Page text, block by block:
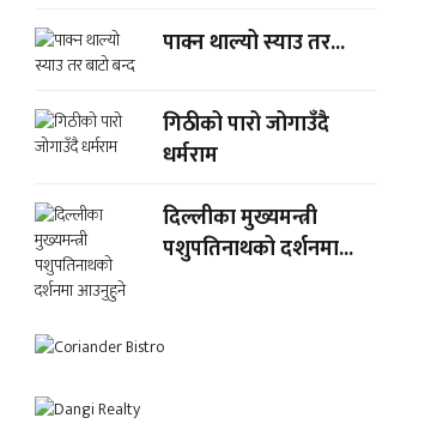
पाक्न थाल्यो स्याउ तर...
गिठीको पारो जोगाउँदै
धर्मराम
दिल्लीका मुख्यमन्त्री
पशुपतिनाथको दर्शनमा...